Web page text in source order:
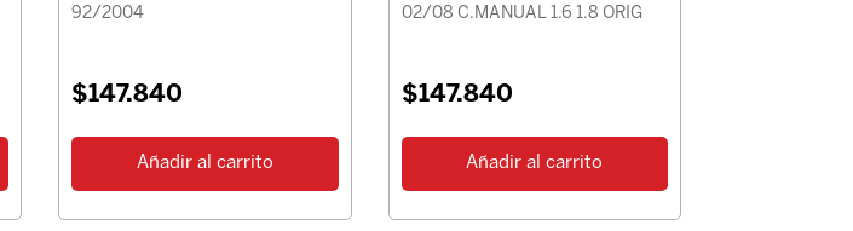
92/2004
$147.840
Añadir al carrito
02/08 C.MANUAL 1.6 1.8 ORIG
$147.840
Añadir al carrito